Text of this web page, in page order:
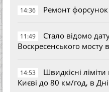
14:36 Ремонт
11:49
Стало відомо
Воскресенського мосту
14:53
Швидкісні
Києві до 80 км/год, в